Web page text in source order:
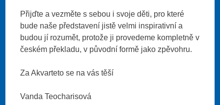
Přijďte a vezměte s sebou i svoje děti, pro které
bude naše představení jistě velmi inspirativní a
budou jí rozumět, protože ji provedeme kompletně v
českém překladu, v původní formě jako zpěvohru.
Za Akvarteto se na vás těší
Vanda Teocharisová